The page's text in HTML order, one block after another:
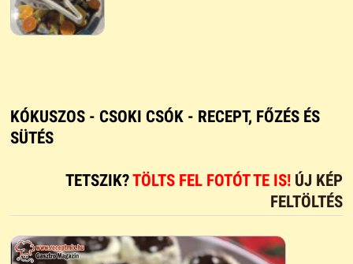
KÓKUSZOS - CSOKI CSÓK - RECEPT, FŐZÉS ÉS
SÜTÉS
TETSZIK?TÖLTS FEL FOTÓT TE IS! ÚJ KÉP
FELTÖLTÉS